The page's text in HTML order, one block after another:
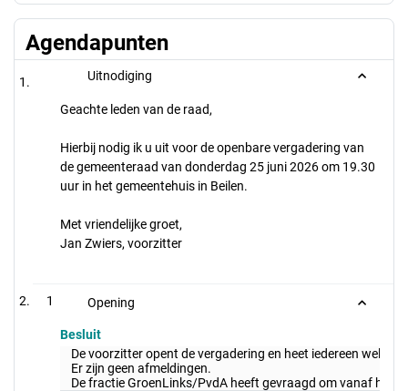
Agendapunten
Uitnodiging
Geachte leden van de raad,
Hierbij nodig ik u uit voor de openbare vergadering van
de gemeenteraad van donderdag 25 juni 2026 om 19.30
uur in het gemeentehuis in Beilen.
Met vriendelijke groet,
Jan Zwiers, voorzitter
1 Opening
Besluit
De voorzitter opent de vergadering en heet iedereen welkom.
Er zijn geen afmeldingen.
De fractie GroenLinks/PvdA heeft gevraagd om vanaf